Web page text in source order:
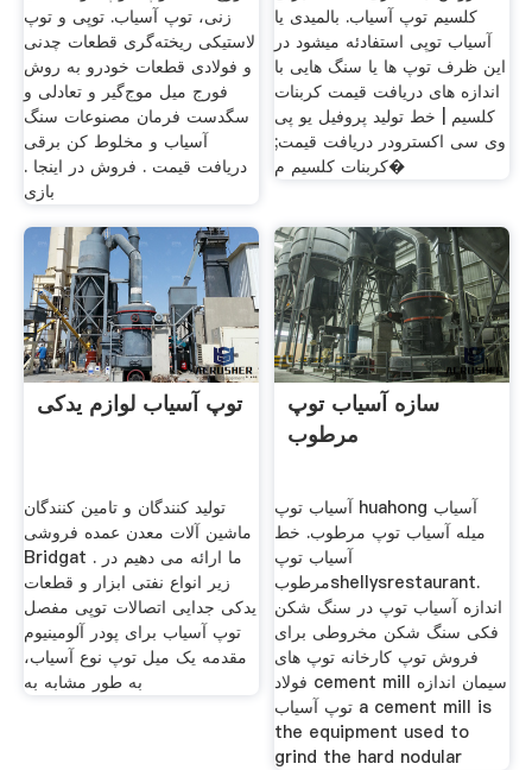
زنی، توپ آسیاب. توپی و توپ
لاستیکی ریخته‌گری قطعات چدنی
و فولادی قطعات خودرو به روش
فورج میل موج‌گیر و تعادلی و
سگدست فرمان مصنوعات سنگ
آسیاب و مخلوط کن برقی
دریافت قیمت . فروش در اینجا .
بازی
کلسیم توپ آسیاب. بالمیدی یا
آسیاب توپی استفادئه میشود در
این ظرف توپ ها یا سنگ هایی با
اندازه های دریافت قیمت کربنات
کلسیم | خط تولید پروفیل یو پی
وی سی اکسترودر دریافت قیمت;
کربنات کلسیم م�
توپ آسیاب لوازم یدکی
تولید کنندگان و تامین کنندگان
ماشین آلات معدن عمده فروشی
Bridgat . ما ارائه می دهیم در
زیر انواع نفتی ابزار و قطعات
یدکی جدایی اتصالات توپی مفصل
توپ آسیاب برای پودر آلومینیوم
مقدمه یک میل توپ نوع آسیاب،
به طور مشابه به
سازه آسیاب توپ
مرطوب
آسیاب توپ huahong آسیاب
میله آسیاب توپ مرطوب. خط
آسیاب توپ
مرطوبshellysrestaurant.
اندازه آسیاب توپ در سنگ شکن
فکی سنگ شکن مخروطی برای
فروش توپ کارخانه توپ های
فولاد cement mill سیمان اندازه
توپ آسیاب a cement mill is
the equipment used to
grind the hard nodular